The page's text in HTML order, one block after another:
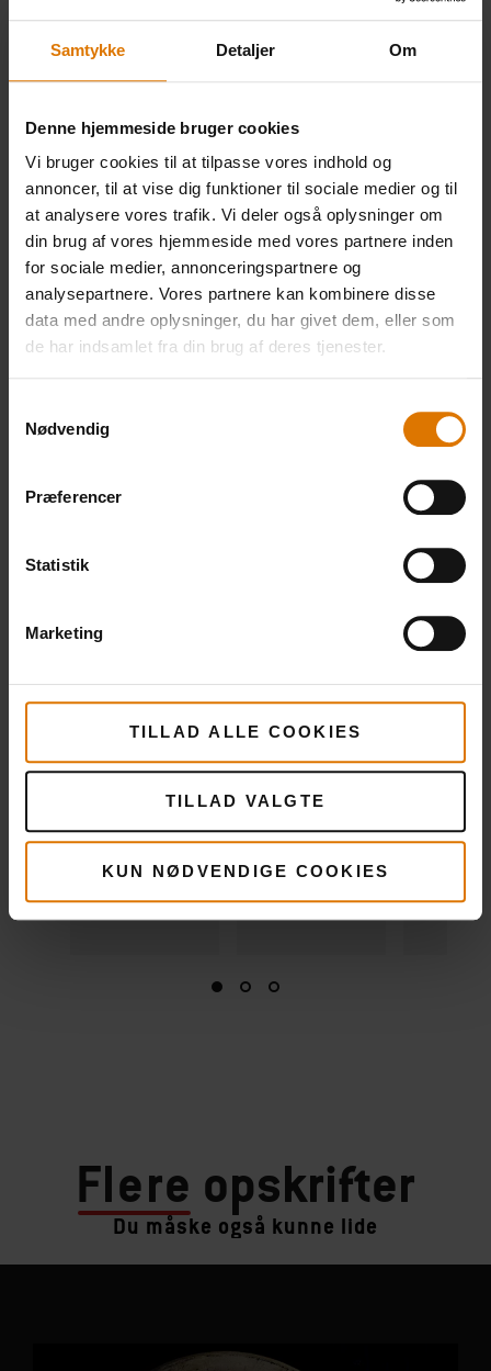
Samtykke Detaljer Om
Denne hjemmeside bruger cookies
Vi bruger cookies til at tilpasse vores indhold og
annoncer, til at vise dig funktioner til sociale medier og til
at analysere vores trafik. Vi deler også oplysninger om
din brug af vores hjemmeside med vores partnere inden
for sociale medier, annonceringspartnere og
analysepartnere. Vores partnere kan kombinere disse
data med andre oplysninger, du har givet dem, eller som
de har indsamlet fra din brug af deres tjenester.
Nødvendig
Præferencer
Statistik
Marketing
TILLAD ALLE COOKIES
TILLAD VALGTE
KUN NØDVENDIGE COOKIES
PRINT THIS LIST
Anbefalet tilbehør
Se
Flere opskrifter
Du måske også kunne lide